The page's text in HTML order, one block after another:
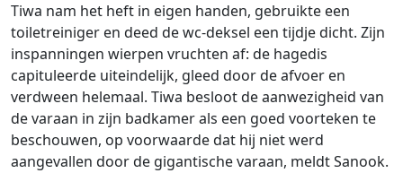
Tiwa nam het heft in eigen handen, gebruikte een
toiletreiniger en deed de wc-deksel een tijdje dicht. Zijn
inspanningen wierpen vruchten af: de hagedis
capituleerde uiteindelijk, gleed door de afvoer en
verdween helemaal. Tiwa besloot de aanwezigheid van
de varaan in zijn badkamer als een goed voorteken te
beschouwen, op voorwaarde dat hij niet werd
aangevallen door de gigantische varaan, meldt Sanook.